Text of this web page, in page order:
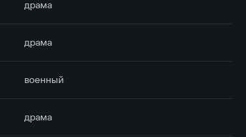
драма
драма
военный
драма